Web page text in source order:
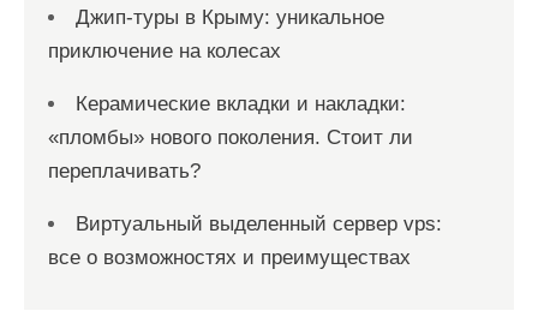
Джип-туры в Крыму: уникальное
приключение на колесах
Керамические вкладки и накладки:
«пломбы» нового поколения. Стоит ли
переплачивать?
Виртуальный выделенный сервер vps:
все о возможностях и преимуществах